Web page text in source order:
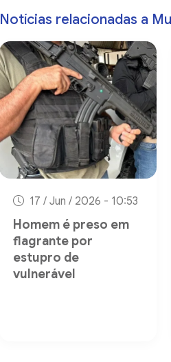
Notícias relacionadas a
17 / Jun / 2026 - 10:53
Homem é preso em
flagrante por
estupro de
vulnerável